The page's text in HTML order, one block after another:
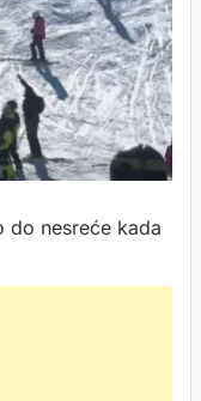
do nesreće kada